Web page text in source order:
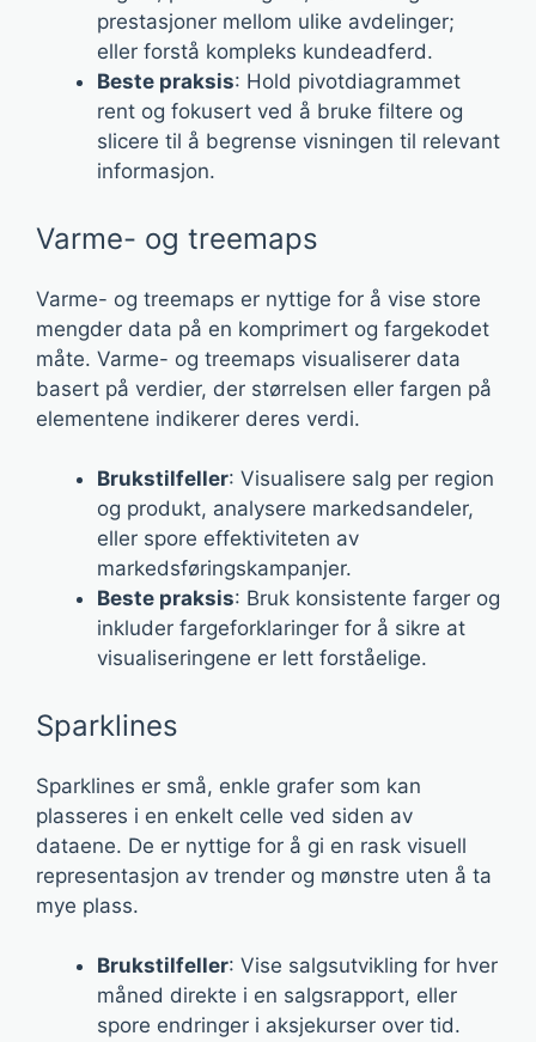
prestasjoner mellom ulike avdelinger;
eller forstå kompleks kundeadferd.
Beste praksis: Hold pivotdiagrammet
rent og fokusert ved å bruke filtere og
slicere til å begrense visningen til relevant
informasjon.
Varme- og treemaps
Varme- og treemaps er nyttige for å vise store
mengder data på en komprimert og fargekodet
måte. Varme- og treemaps visualiserer data
basert på verdier, der størrelsen eller fargen på
elementene indikerer deres verdi.
Brukstilfeller: Visualisere salg per region
og produkt, analysere markedsandeler,
eller spore effektiviteten av
markedsføringskampanjer.
Beste praksis: Bruk konsistente farger og
inkluder fargeforklaringer for å sikre at
visualiseringene er lett forståelige.
Sparklines
Sparklines er små, enkle grafer som kan
plasseres i en enkelt celle ved siden av
dataene. De er nyttige for å gi en rask visuell
representasjon av trender og mønstre uten å ta
mye plass.
Brukstilfeller: Vise salgsutvikling for hver
måned direkte i en salgsrapport, eller
spore endringer i aksjekurser over tid.